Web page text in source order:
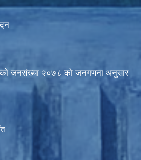
जनसंख्या २०७८ काे जनगणना अनुसार